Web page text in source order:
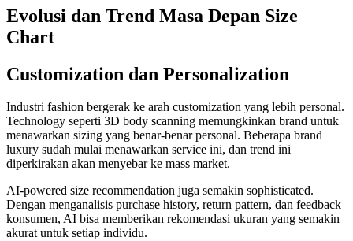
Evolusi dan Trend Masa Depan Size
Chart
Customization dan Personalization
Industri fashion bergerak ke arah customization yang lebih personal.
Technology seperti 3D body scanning memungkinkan brand untuk
menawarkan sizing yang benar-benar personal. Beberapa brand
luxury sudah mulai menawarkan service ini, dan trend ini
diperkirakan akan menyebar ke mass market.
AI-powered size recommendation juga semakin sophisticated.
Dengan menganalisis purchase history, return pattern, dan feedback
konsumen, AI bisa memberikan rekomendasi ukuran yang semakin
akurat untuk setiap individu.